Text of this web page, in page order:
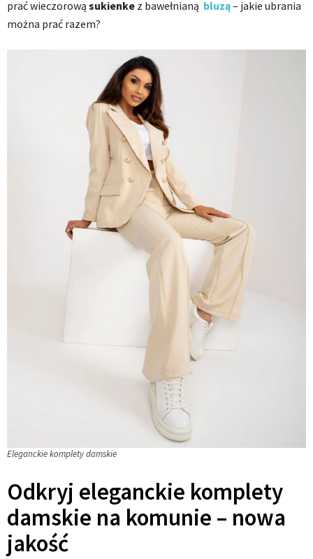
prać wieczorową sukienke z bawełnianą bluzą– jakie ubrania
można prać razem?
Eleganckie komplety damskie
Odkryj eleganckie komplety
damskie na komunie – nowa
jakość